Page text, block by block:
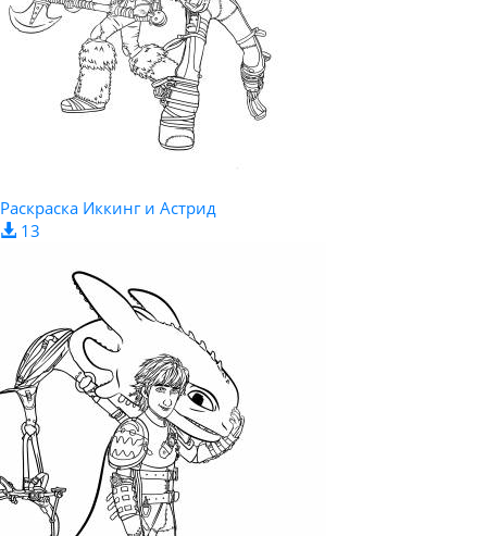
Раскраска Иккинг и Астрид
13